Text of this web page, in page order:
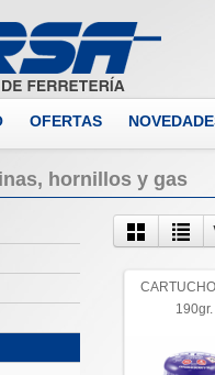
OFERTAS
hornillos y gas
190gr.